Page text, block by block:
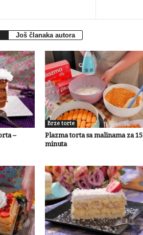
Još članaka autora
–
Brze torte
Plazma torta sa malinama za 15
minuta